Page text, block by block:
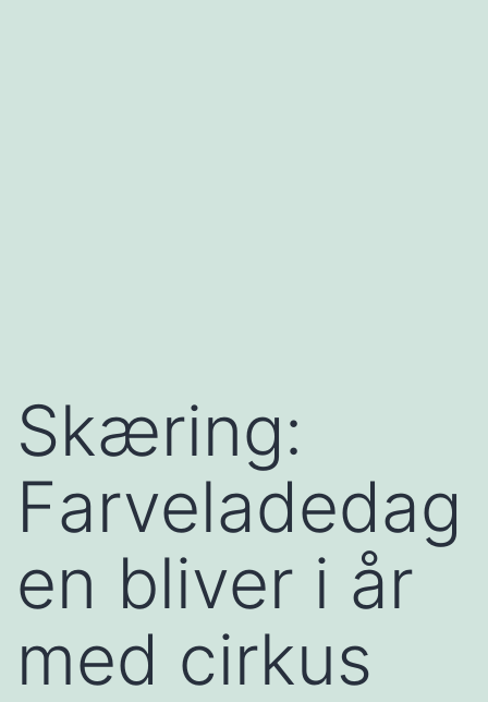
Skæring:
Farveladedag
en bliver i år
med cirkus